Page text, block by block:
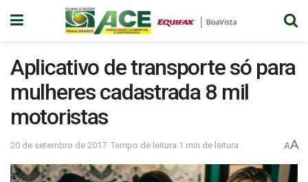
Aplicativo de transporte só para
mulheres cadastrada 8 mil
motoristas
20 de setembro de 2017 Tempo de leitura:1 min de leitura AA